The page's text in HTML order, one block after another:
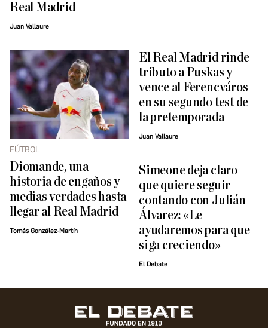
Real Madrid
Juan Vallaure
FÚTBOL
Diomande, una
historia de engaños y
medias verdades hasta
llegar al Real Madrid
Tomás González-Martín
El Real Madrid rinde
tributo a Puskas y
vence al Ferencváros
en su segundo test de
la pretemporada
Juan Vallaure
Simeone deja claro
que quiere seguir
contando con Julián
Álvarez: «Le
ayudaremos para que
siga creciendo»
El Debate